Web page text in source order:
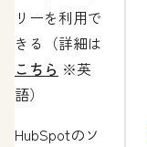
リーを利用で
きる（詳細は
こちら ※英
語）
HubSpotのソ